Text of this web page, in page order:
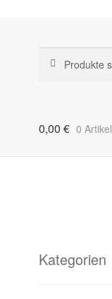
nach:
0,00 € 0 Artikel
Kategorien